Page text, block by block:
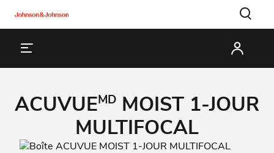
ACUVUEMD MOIST 1-JOUR
MULTIFOCAL